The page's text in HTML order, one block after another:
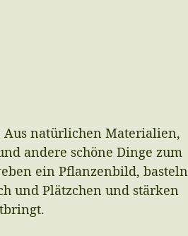
Aus natürlichen Materialien,
andere schöne Dinge zum
ein Pflanzenbild, basteln
und Plätzchen und stärken